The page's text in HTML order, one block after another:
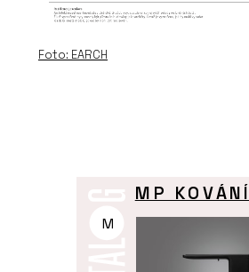
Foto: EARCH
M
MP KOVÁNÍ